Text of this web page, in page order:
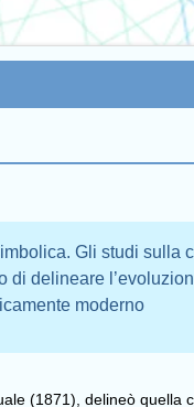
Gli studi sulla
di delineare
moderno
(1871), delineò quella